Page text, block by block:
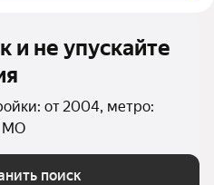
и не упускайте
от 2004, метро:
МО
поиск